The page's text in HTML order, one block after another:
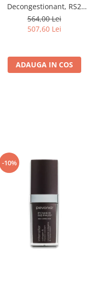
Decongestionant, RS2
Concentrate - 30ml
564,00 Lei
507,60 Lei
ADAUGA IN COS
-10%